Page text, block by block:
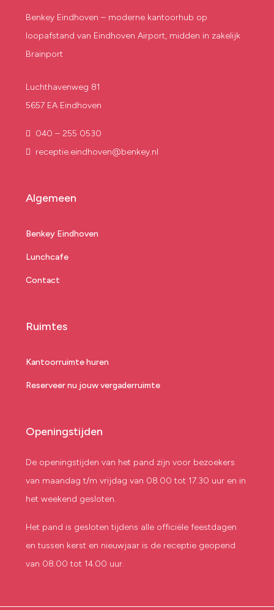
Benkey Eindhoven – moderne kantoorhub op
loopafstand van Eindhoven Airport, midden in zakelijk
Brainport
Luchthavenweg 81
5657 EA Eindhoven
040 – 255 0530
receptie.eindhoven@benkey.nl
Algemeen
Benkey Eindhoven
Lunchcafe
Contact
Ruimtes
Kantoorruimte huren
Reserveer nu jouw vergaderruimte
Openingstijden
De openingstijden van het pand zijn voor bezoekers
van maandag t/m vrijdag van 08.00 tot 17.30 uur en in
het weekend gesloten.
Het pand is gesloten tijdens alle officiële feestdagen
en tussen kerst en nieuwjaar is de receptie geopend
van 08.00 tot 14.00 uur.